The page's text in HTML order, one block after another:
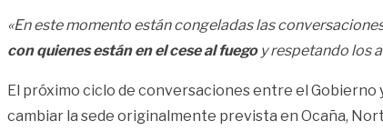
«En este momento están congeladas las
con quienes están en el cese al fuego y respetando los
El próximo ciclo de conversaciones entre el Gobierno
cambiar la sede originalmente prevista en Ocaña,